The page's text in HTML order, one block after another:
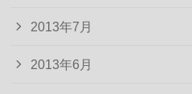
2013年7月
2013年6月